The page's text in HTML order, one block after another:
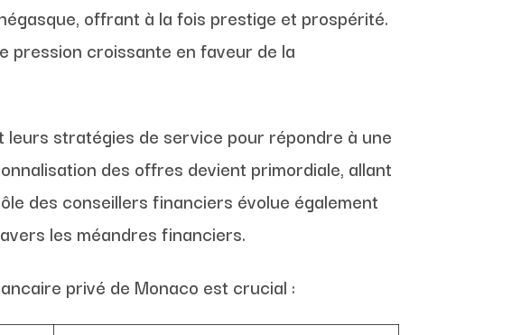
offrant à la fois prestige et prospérité.
pression croissante en faveur de la
leurs stratégies de service pour répondre à une
des offres devient primordiale, allant
des conseillers financiers évolue également
les méandres financiers.
privé de Monaco est crucial :